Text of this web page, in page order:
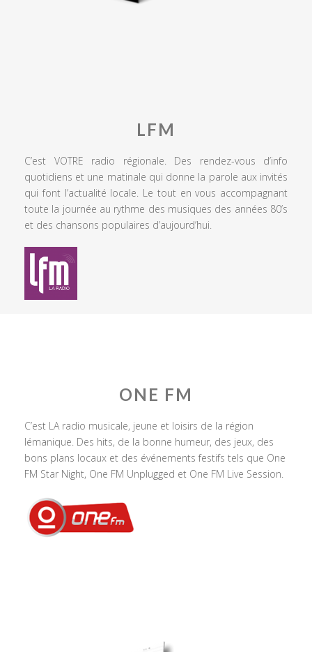
LFM
C’est VOTRE radio régionale. Des rendez-vous d’info
quotidiens et une matinale qui donne la parole aux invités
qui font l’actualité locale. Le tout en vous accompagnant
toute la journée au rythme des musiques des années 80’s
et des chansons populaires d’aujourd’hui.
ONE FM
C’est LA radio musicale, jeune et loisirs de la région
lémanique. Des hits, de la bonne humeur, des jeux, des
bons plans locaux et des événements festifs tels que One
FM Star Night, One FM Unplugged et One FM Live Session.